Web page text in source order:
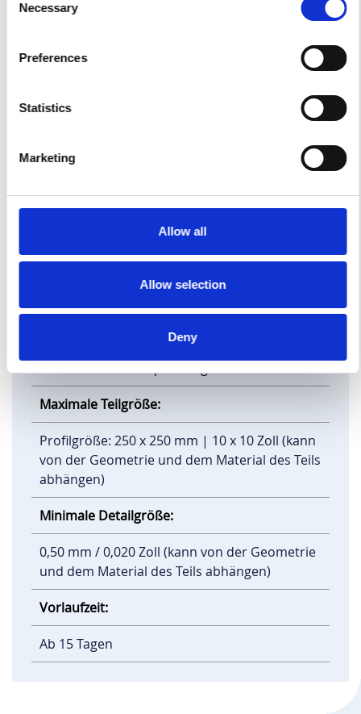
Selection
Necessary
Preferences
Statistics
Marketing
Allow all
Allow selection
Deny
Vorlaufzeit:
DIN 12020-2 +/-0,2 mm / 0,008″ für je 100 mm /
Präzisionstoleranz:
Protolis prüft Ihre 2D-Konstruktion und gibt
Maximale Teilgröße:
Profilgröße: 250 x 250 mm | 10 x 10 Zoll (kann
von der Geometrie und dem Material des Teils
abhängen)
Minimale Detailgröße:
0,50 mm / 0,020 Zoll (kann von der Geometrie
und dem Material des Teils abhängen)
Vorlaufzeit:
Ab 15 Tagen